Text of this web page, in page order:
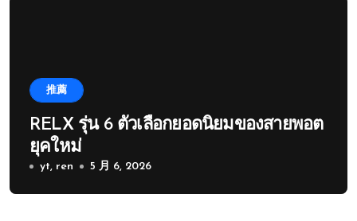
推薦
RELX รุ่น 6 ตัวเลือกยอดนิยมของสายพอต
ยุคใหม่
yt, ren 5 月 6, 2026